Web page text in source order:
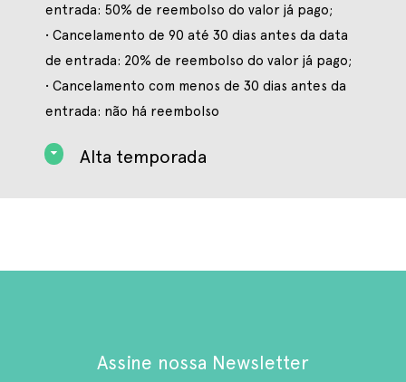
entrada: 50% de reembolso do valor já pago;
• Cancelamento de 90 até 30 dias antes da data
de entrada: 20% de reembolso do valor já pago;
• Cancelamento com menos de 30 dias antes da
entrada: não há reembolso
Alta temporada
Assine nossa Newsletter